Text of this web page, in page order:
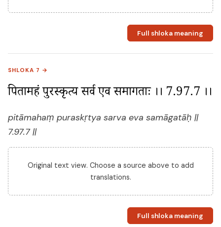
Full shloka meaning
SHLOKA 7 →
पितामहं पुरस्कृत्य सर्व एव समागताः ।। 7.97.7 ।।
pitāmahaṃ puraskṛtya sarva eva samāgatāḥ ||
7.97.7 ||
Original text view. Choose a source above to add
translations.
Full shloka meaning